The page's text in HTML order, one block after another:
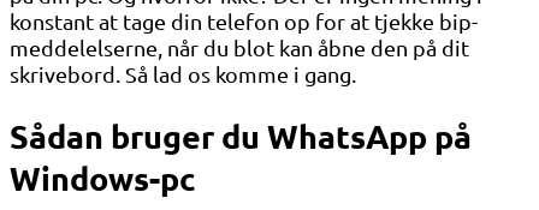
konstant at tage din telefon op for at tjekke bip-
meddelelserne, når du blot kan åbne den på dit
skrivebord. Så lad os komme i gang.
Sådan bruger du WhatsApp på
Windows-pc